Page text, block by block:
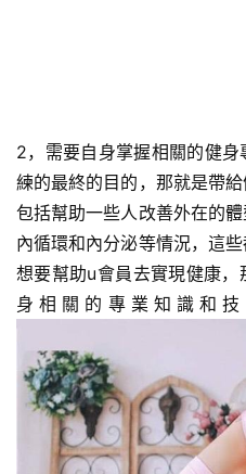
2，需要自身掌握相關的健
練的最終的目的，那就是帶
包括幫助一些人改善外在的
內循環和內分泌等情況，這
想要幫助u會員去實現健康
身相關的專業知識和